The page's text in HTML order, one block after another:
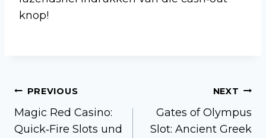
knop!
Post
navigation
PREVIOUS
Magic Red Casino:
Quick‑Fire Slots und
NEXT
Gates of Olympus
Slot: Ancient Greek